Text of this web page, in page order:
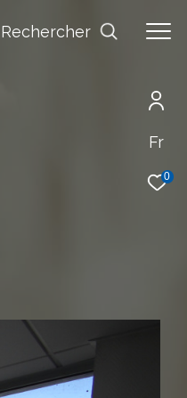
Fr
0
Rechercher